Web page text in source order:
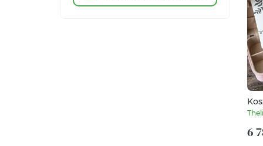
-
6